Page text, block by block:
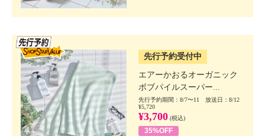
先行予約受付中
エアーかおるオーガニック
ボブパイルスーパー...
先行予約期間：8/7〜11 放送日：8/12
¥5,720
¥3,700 (税込)
35%OFF